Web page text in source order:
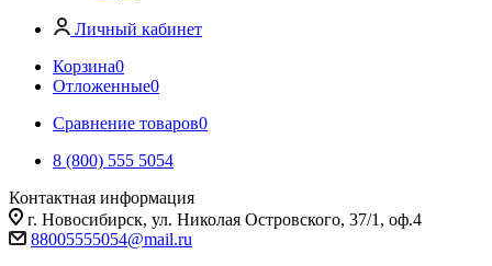
Личный кабинет
Корзина0
Отложенные0
Сравнение товаров0
8 (800) 555 5054
Контактная информация
г. Новосибирск, ул. Николая Островского, 37/1, оф.4
88005555054@mail.ru